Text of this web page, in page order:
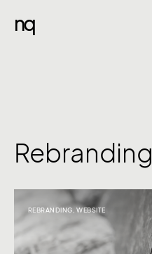
nq
Rebranding
REBRANDING ,WEBSITE